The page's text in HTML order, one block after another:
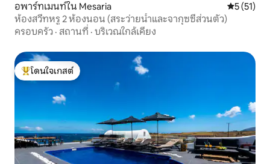
อพาร์ทเมนท์ใน Mesaria คะแนนเฉลี่
5 (51)
ห้องสวีทหรู 2 ห้องนอน (สระว่ายน้ำและจากุซซี่ส่วนตัว)
ครอบครัว · สถานที่ · บริเวณใกล้เคียง
โดนใจเกสต์ที่สุด
โดนใจเกสต์